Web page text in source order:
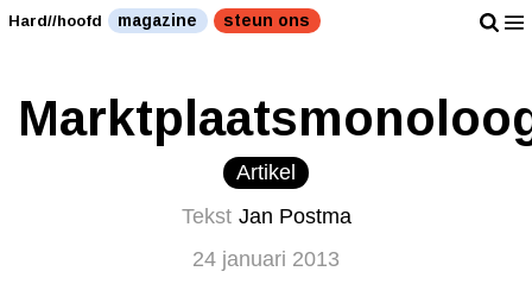
Hard//hoofd magazine steun ons
Artikel
Tekst Jan Postma
24 januari 2013